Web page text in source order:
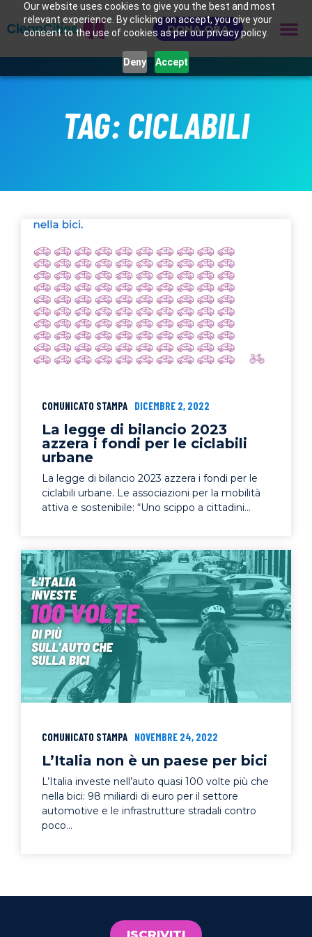
Our website uses cookies to give you the best and most
relevant experience. By clicking on accept, you give your
consent to the use of cookies as per our privacy policy.
Deny Accept
DONA ORA
TAG: CICLABILI
COMUNICATO STAMPA DICEMBRE 2, 2022
La legge di bilancio 2023
azzera i fondi per le ciclabili
urbane
La legge di bilancio 2023 azzera i fondi per le
ciclabili urbane. Le associazioni per la mobilità
attiva e sostenibile: “Uno scippo a cittadini...
COMUNICATO STAMPA NOVEMBRE 24, 2022
L’Italia non è un paese per bici
L’Italia investe nell’auto quasi 100 volte più che
nella bici: 98 miliardi di euro per il settore
automotive e le infrastrutture stradali contro
poco...
ISCRIVITI